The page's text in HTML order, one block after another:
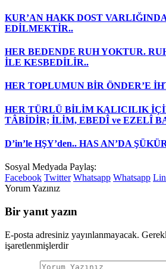
KUR’AN HAKK DOST
EDİLMEKTİR..
HER BEDENDE RUH YOKTUR.
İLE KESBEDİLİR..
HER TOPLUMUN BİR ÖNDER’E
HER TÜRLÜ BİLİM KALICILIK
TÂBİDİR; İLİM, EBEDÎ ve EZELÎ
D’in’le HŞY’den.. HAS AN’DA
Sosyal Medyada Paylaş:
Facebook Twitter Whatsapp Whatsapp
Yorum Yazınız
Bir yanıt yazın
E-posta adresiniz yayınlanmayacak.
işaretlenmişlerdir